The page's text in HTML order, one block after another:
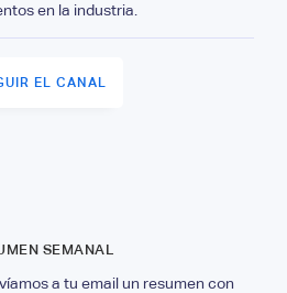
en la industria.
EL CANAL
SEMANAL
a tu email un resumen con